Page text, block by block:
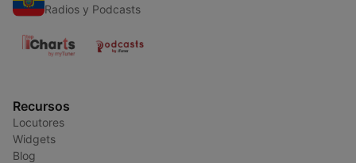
Radios y Podcasts
Recursos
Locutores
Widgets
Blog